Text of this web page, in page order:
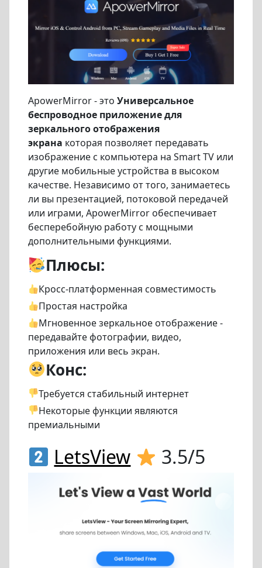
ApowerMirror - это Универсальное
беспроводное приложение для
зеркального отображения
экрана которая позволяет передавать
изображение с компьютера на Smart TV или
другие мобильные устройства в высоком
качестве. Независимо от того, занимаетесь
ли вы презентацией, потоковой передачей
или играми, ApowerMirror обеспечивает
бесперебойную работу с мощными
дополнительными функциями.
Плюсы:
Кросс-платформенная совместимость
Простая настройка
Мгновенное зеркальное отображение -
передавайте фотографии, видео,
приложения или весь экран.
Конс:
Требуется стабильный интернет
Некоторые функции являются
премиальными
LetsView 3.5/5